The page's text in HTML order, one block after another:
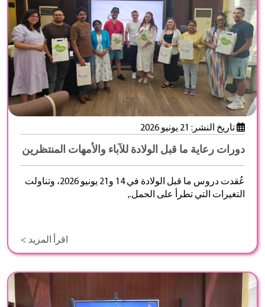
تاريخ النشر: 21 يونيو 2026
دورات رعاية ما قبل الولادة للآباء والأمهات المنتظرين
عُقدت دروس ما قبل الولادة في 14 و21 يونيو 2026، وتناولت
التغيرات التي تطرأ على الحمل.,
اقرأ المزيد >